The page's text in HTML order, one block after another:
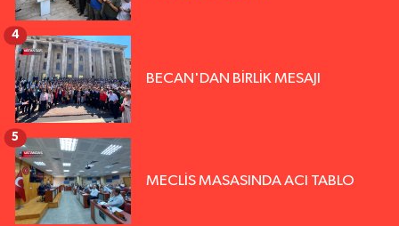
BECAN'DAN BİRLİK MESAJI
4
MECLİS MASASINDA ACI TABLO
5